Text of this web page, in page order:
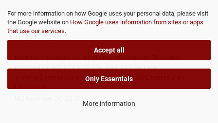
For more information on how Google uses your personal data, please visit
the Google website on How Google uses information from sites or apps
that use our services.
Accept all
Only Essentials
More information
Gleitrohr rechts Telegabel (Trommelbremse) passend für MZ
ETZ
Artikel Nr.: 7251
passend für MZ ETZ 125, 150, 250, 251, 301 mit
Trommelbremse vorn. Originalersatzteil mit Lagerspuren.
DETAILS